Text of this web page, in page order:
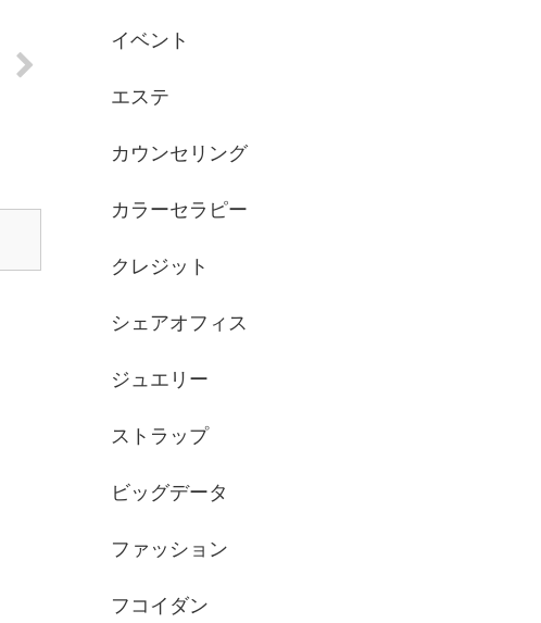
イベント
エステ
カウンセリング
カラーセラピー
クレジット
シェアオフィス
ジュエリー
ストラップ
ビッグデータ
ファッション
フコイダン